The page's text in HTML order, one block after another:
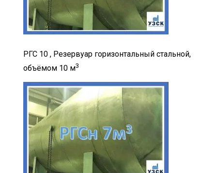
РГС 10 , Резервуар горизонтальный стальной,
объёмом 10 м3